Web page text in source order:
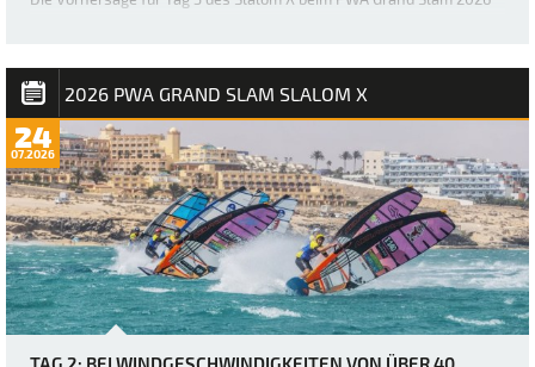
50 Knoten hätten sich viele wohl kaum vorstellen können, wie
brutal es in Sotavento manchmal zug…
2026 PWA GRAND SLAM SLALOM X
24
07.2026